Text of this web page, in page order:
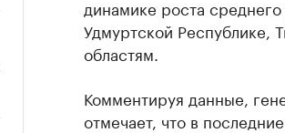
динамике роста
Удмуртской
областям.
Комментируя данные,
отмечает, что в